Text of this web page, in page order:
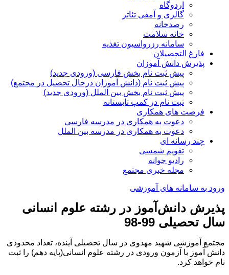
اردوگاه
گالری و آمفی تئاتر
رصدخانه
خانه سلامت
سامانه رزرواسیون تغذیه
فارغ التحصیلان
پذیرش دانش آموزان
پیش ثبت نام بخش فارسی (ورودی جدید)
پیش ثبت نام (دانش آموزان درحال تحصیل در مجتمع)
پیش ثبت نام بخش بین الملل (ورودی جدید)
ثبت نام در کمپ تابستانه
فرصت های همکاری
دعوت به همکاری در مدرسه فارسی
دعوت به همکاری در مدرسه بین الملل
چند رسانه ای
تقویم شمسی
رادیو جوانه
مجله خبری مجتمع
ورود به سامانه های آموزشی
پذیرش دانش‌آموز در رشته علوم انسانی
سال تحصیلی 99-98
مجتمع آموزشی شهید مهدوی در سال تحصیلی آینده، تعداد محدودی
دانش آموز با آزمون ورودی در رشته علوم انسانی(پایه دهم) را ثبت
نام خواهد کرد.